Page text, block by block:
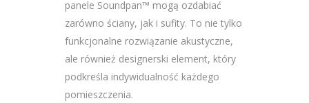
panele Soundpan™ mogą ozdabiać
zarówno ściany, jak i sufity. To nie tylko
funkcjonalne rozwiązanie akustyczne,
ale również designerski element, który
podkreśla indywidualność każdego
pomieszczenia.